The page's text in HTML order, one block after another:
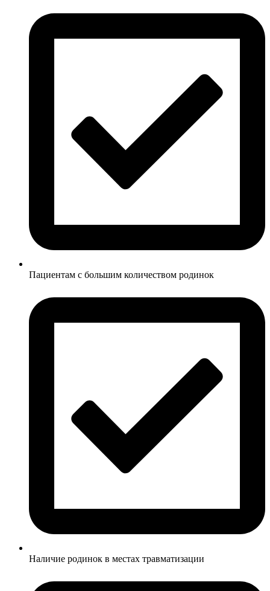
Пациентам с большим количеством родинок
Наличие родинок в местах травматизации